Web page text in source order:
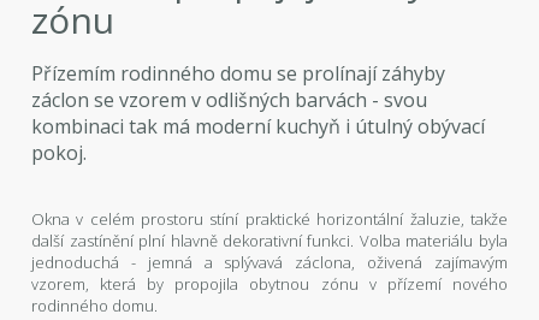
zónu
Přízemím rodinného domu se prolínají záhyby
záclon se vzorem v odlišných barvách - svou
kombinaci tak má moderní kuchyň i útulný obývací
pokoj.
Okna v celém prostoru stíní praktické horizontální žaluzie, takže
další zastínění plní hlavně dekorativní funkci. Volba materiálu byla
jednoduchá - jemná a splývavá záclona, oživená zajímavým
vzorem, která by propojila obytnou zónu v přízemí nového
rodinného domu.